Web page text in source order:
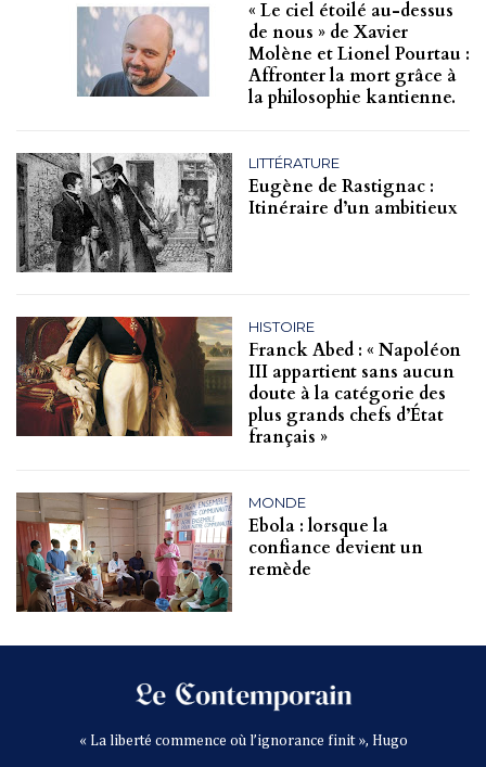
« Le ciel étoilé au-dessus
de nous » de Xavier
Molène et Lionel Pourtau :
Affronter la mort grâce à
la philosophie kantienne.
LITTÉRATURE
Eugène de Rastignac :
Itinéraire d’un ambitieux
HISTOIRE
Franck Abed : « Napoléon
III appartient sans aucun
doute à la catégorie des
plus grands chefs d’État
français »
MONDE
Ebola : lorsque la
confiance devient un
remède
« La liberté commence où l’ignorance finit », Hugo